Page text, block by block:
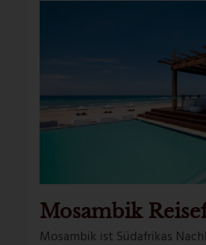
Mosambik
Mosambik ist Südafrikas